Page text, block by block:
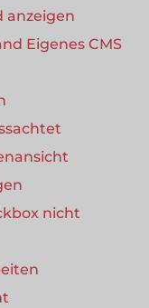
anzeigen
Eigenes CMS
nicht